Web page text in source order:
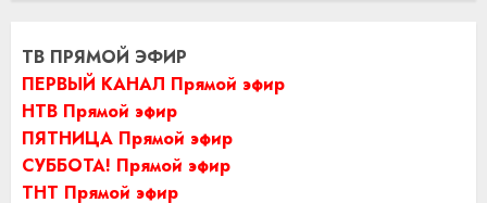
ТВ ПРЯМОЙ ЭФИР
ПЕРВЫЙ КАНАЛ Прямой эфир
НТВ Прямой эфир
ПЯТНИЦА Прямой эфир
СУББОТА! Прямой эфир
ТНТ Прямой эфир